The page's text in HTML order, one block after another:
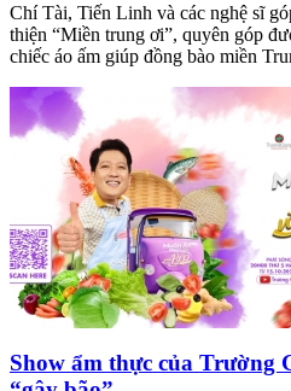
Chí Tài, Tiến Linh và các nghệ sĩ
thiện “Miền trung ơi”, quyên góp
chiếc áo ấm giúp đồng bào miền
Show ẩm thực của Trường